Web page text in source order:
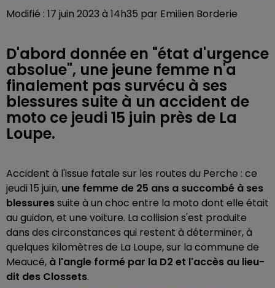
Modifié : 17 juin 2023 à 14h35 par Emilien Borderie
D'abord donnée en "état d'urgence
absolue", une jeune femme n'a
finalement pas survécu à ses
blessures suite à un accident de
moto ce jeudi 15 juin près de La
Loupe.
Accident à l'issue fatale sur les routes du Perche : ce
jeudi 15 juin, une femme de 25 ans a succombé à ses
blessuressuite à un choc entre la moto dont elle était
au guidon, et une voiture. La collision s'est produite
dans des circonstances qui restent à déterminer, à
quelques kilomètres de La Loupe, sur la commune de
Meaucé, à l'angle formé par la D2 et l'accès au lieu-
dit des Clossets.